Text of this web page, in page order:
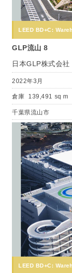
LEED BD+C:
GLP流山 8
日本GLP株式会社
2022年3月
倉庫 139,491 sq m
千葉県流山市
LEED BD+C: